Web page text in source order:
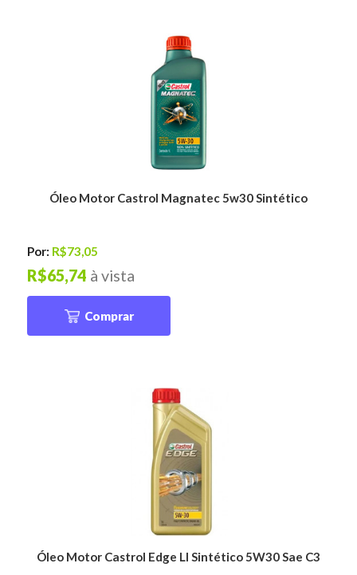
Óleo Motor Castrol Magnatec 5w30 Sintético
Por: R$73,05
à vista
R$65,74
Comprar
Óleo Motor Castrol Edge Ll Sintético 5W30 Sae C3